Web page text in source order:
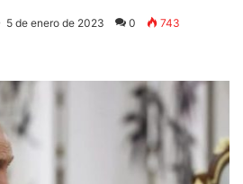
5 de enero de 2023 0 743